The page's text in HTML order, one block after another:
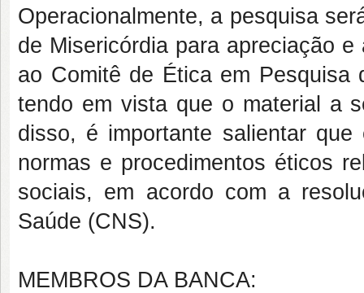
Operacionalmente, a pesquisa
de Misericórdia para apreciação
ao Comitê de Ética em Pesquisa
tendo em vista que o material a
disso, é importante salientar
normas e procedimentos éticos
sociais, em acordo com a
Saúde (CNS).
MEMBROS DA BANCA: